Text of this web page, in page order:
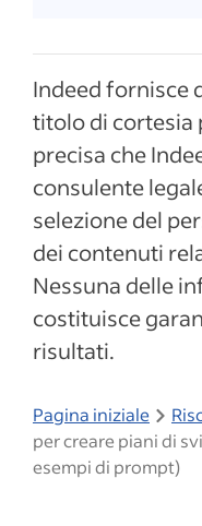
Indeed fornisce
titolo di cortesia
precisa che
consulente
selezione del
dei contenuti
Nessuna delle
costituisce
risultati.
Pagina iniziale
per creare piani di
esempi di prompt)